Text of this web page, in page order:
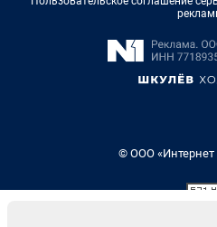
© ООО «Интернет